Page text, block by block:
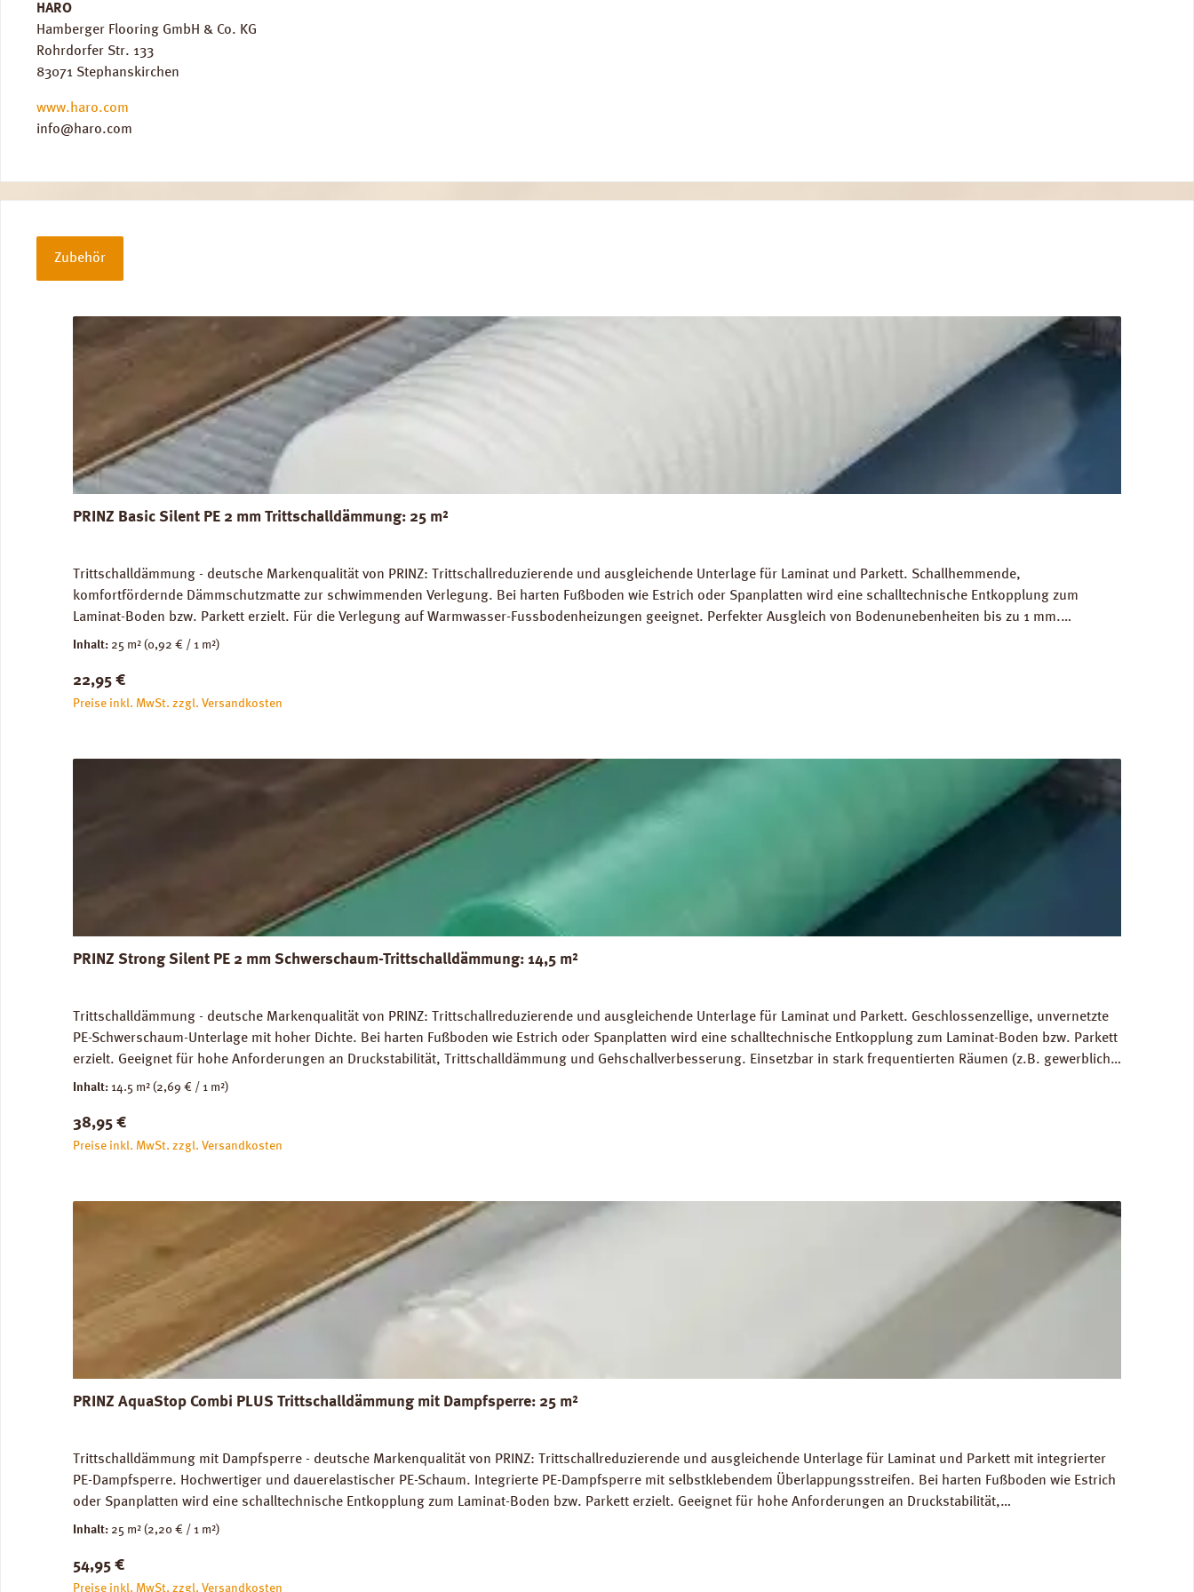
HARO
Hamberger Flooring GmbH & Co. KG
Rohrdorfer Str. 133
83071 Stephanskirchen
www.haro.com
info@haro.com
Zubehör
PRINZ Basic Silent PE 2 mm Trittschalldämmung: 25 m²
Trittschalldämmung - deutsche Markenqualität von PRINZ: Trittschallreduzierende und ausgleichende Unterlage für Laminat und Parkett. Schallhemmende,
komfortfördernde Dämmschutzmatte zur schwimmenden Verlegung. Bei harten Fußboden wie Estrich oder Spanplatten wird eine schalltechnische Entkopplung zum
Laminat-Boden bzw. Parkett erzielt. Für die Verlegung auf Warmwasser-Fussbodenheizungen geeignet. Perfekter Ausgleich von Bodenunebenheiten bis zu 1 mm.
Abmessungen: Breite 100 cm, Länge 25 m: 1 Rolle = 25 m² Trittschall-Verbesserung: 16 dB (ISO 140-8). Dichte: 25 kg/m³. FCKW- und HFCKW-frei. Ökologisch
Inhalt: 25 m² (0,92 € / 1 m²)
Regulärer Preis:
22,95 €
Preise inkl. MwSt. zzgl. Versandkosten
PRINZ Strong Silent PE 2 mm Schwerschaum-Trittschalldämmung: 14,5 m²
Trittschalldämmung - deutsche Markenqualität von PRINZ: Trittschallreduzierende und ausgleichende Unterlage für Laminat und Parkett. Geschlossenzellige, unvernetzte
PE-Schwerschaum-Unterlage mit hoher Dichte. Bei harten Fußboden wie Estrich oder Spanplatten wird eine schalltechnische Entkopplung zum Laminat-Boden bzw. Parkett
erzielt. Geeignet für hohe Anforderungen an Druckstabilität, Trittschalldämmung und Gehschallverbesserung. Einsetzbar in stark frequentierten Räumen (z.B. gewerblich
genutze Flächen) und im Objektbereich. Für die Verlegung auf Warmwasser-Fussbodenheizungen geeignet. Perfekter Ausgleich von Bodenunebenheiten bis zu 1 mm.
unbedenklich. Verfügbare Downloads: Datenblatt PRINZ Strong Silent Verlegeanleitung PRINZ Strong Silent
Inhalt: 14.5 m² (2,69 € / 1 m²)
Regulärer Preis:
38,95 €
Preise inkl. MwSt. zzgl. Versandkosten
PRINZ AquaStop Combi PLUS Trittschalldämmung mit Dampfsperre: 25 m²
Trittschalldämmung mit Dampfsperre - deutsche Markenqualität von PRINZ: Trittschallreduzierende und ausgleichende Unterlage für Laminat und Parkett mit integrierter
PE-Dampfsperre. Hochwertiger und dauerelastischer PE-Schaum. Integrierte PE-Dampfsperre mit selbstklebendem Überlappungsstreifen. Bei harten Fußboden wie Estrich
oder Spanplatten wird eine schalltechnische Entkopplung zum Laminat-Boden bzw. Parkett erzielt. Geeignet für hohe Anforderungen an Druckstabilität,
Trittschalldämmung und Gehschallverbesserung. Für die schwimmende Verlegung von Fertigparkett und Laminatböden in normal frequentierten Räumen. Für die
2,2 mm, 1 Rolle = 25,0 m². Trittschall-Verbesserung: 19 dB (ISO 140-8). Dichte: 25 kg / m³. FCKW- und HFCKW-frei. Ökologisch unbedenklich. Verfügbare Downloads:
Verlegeanleitung PRINZ AquaStop Combi PLUS Datenblatt PRINZ AquaStop Combi PLUS
Inhalt: 25 m² (2,20 € / 1 m²)
Regulärer Preis:
54,95 €
Preise inkl. MwSt. zzgl. Versandkosten